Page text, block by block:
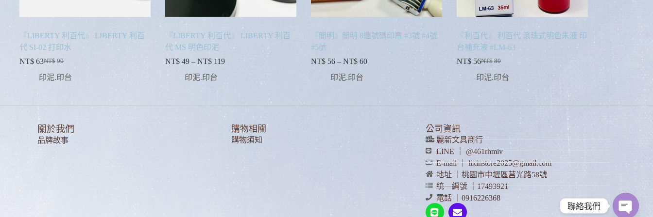
『LIBERTY 利百代』 LIBERTY 利百
代 SI-02 打印水
NT$ 90
NT$ 63
印泥.印台
『LIBERTY 利百代』 LIBERTY 利百
代 MS 明色印泥
NT$ 49 – NT$ 119
印泥.印台
『開明』開明 8連號碼印章 #3號 #4號
#5號
NT$ 56 – NT$ 60
印泥.印台
『利百代』 利百代 滾珠式明色朱液 印
台補充液 #LM-63
NT$ 80
NT$ 56
印泥.印台
關於我們
品牌故事
購物相關
購物須知
公司資訊
麗新文具商行
LINE ｜ @461rhmiv
E-mail ｜ lixinstore2025@gmail.com
地址 ｜桃園市中壢區莒光路58號
統一編號 ｜17493921
電話 ｜0916226368
聯絡我們